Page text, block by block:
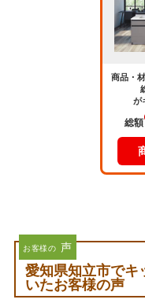
商品・
が
総額
お客様の 声
愛知県知立市でキ
いたお客様の声